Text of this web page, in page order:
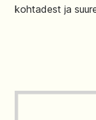
kohtadest ja